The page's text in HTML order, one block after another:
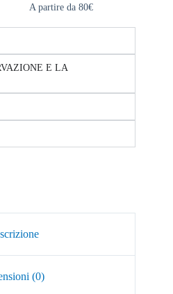
A partire da 80€
E LA
(0)